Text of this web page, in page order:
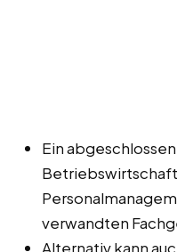
Ein
verwandten
Alternativ kann